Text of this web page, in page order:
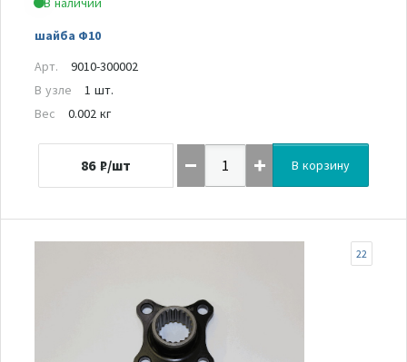
шайба Ф10
Арт.
9010-300002
В узле
1 шт.
Вес
0.002 кг
86 ₽/шт В корзину
22